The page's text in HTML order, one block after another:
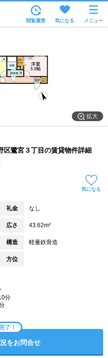
相場から
通学時間から
閲覧履歴 気になる メニュー
拡大
区鷺宮３丁目の賃貸物件詳細
気になる
礼金 なし
広さ 43.62m²
構造 軽量鉄骨造
方位
分
了！
をお問合せ